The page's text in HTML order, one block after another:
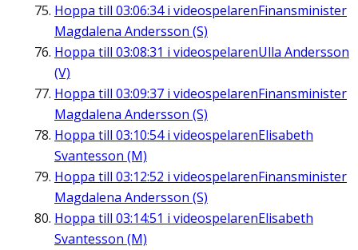
Hoppa till 03:06:34i videospelarenFinansminister
Magdalena Andersson (S)
Hoppa till 03:08:31 i videospelarenUlla Andersson
(V)
Hoppa till 03:09:37 i videospelarenFinansminister
Magdalena Andersson (S)
Hoppa till 03:10:54i videospelarenElisabeth
Svantesson (M)
Hoppa till 03:12:52 i videospelarenFinansminister
Magdalena Andersson (S)
Hoppa till 03:14:51 i videospelarenElisabeth
Svantesson (M)